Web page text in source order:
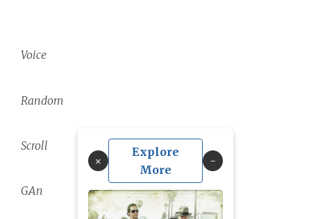
Voice
Random
×
Explore
More
Scroll
GAn